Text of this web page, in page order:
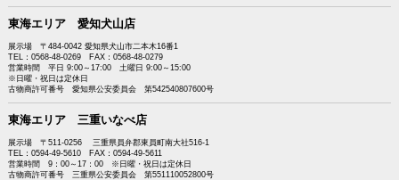
東海エリア 愛知犬山店
展示場 〒484-0042 愛知県犬山市二本木16番1
TEL：0568-48-0269 FAX：0568-48-0279
営業時間 平日 9:00～17:00 土曜日 9:00～15:00
※日曜・祝日は定休日
古物商許可番号 愛知県公安委員会 第542540807600号
東海エリア 三重いなべ店
展示場 〒511-0256 三重県員弁郡東員町南大社516-1
TEL：0594-49-5610 FAX：0594-49-5611
営業時間 9：00～17：00 ※日曜・祝日は定休日
古物商許可番号 三重県公安委員会 第551110052800号